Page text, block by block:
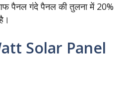
पैनल गंदे पैनल की तुलना में 20%
Solar Panel